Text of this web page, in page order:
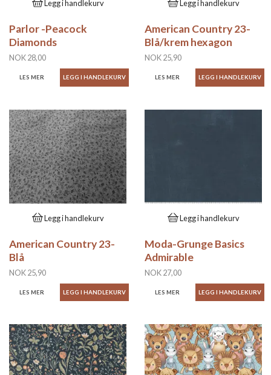
Legg i handlekurv
Parlor -Peacock
Diamonds
NOK 28,00
LES MER
Legg i handlekurv
American Country 23-
Blå/krem hexagon
NOK 25,90
LES MER
Legg i handlekurv
American Country 23-
Blå
NOK 25,90
LES MER
Legg i handlekurv
Moda-Grunge Basics
Admirable
NOK 27,00
LES MER